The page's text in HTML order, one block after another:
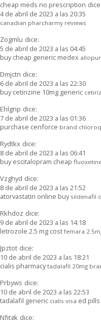
cheap meds no prescription dice:
4 de abril de 2023 a las 20:35
canadian pharcharmy reviews
Zogmlu dice:
5 de abril de 2023 a las 04:45
buy cheap generic medex
Dmjctn dice:
6 de abril de 2023 a las 22:30
buy cetirizine 10mg generic
Ehlgnp dice:
7 de abril de 2023 a las 01:36
purchase cenforce brand
Rydtkx dice:
8 de abril de 2023 a las 06:41
buy escitalopram cheap
Vzghyd dice:
8 de abril de 2023 a las 21:52
atorvastatin online buy sildenafil
Rkhdoz dice:
9 de abril de 2023 a las 14:18
letrozole 2.5 mg cost femara
Jpztot dice:
10 de abril de 2023 a las 18:21
cialis pharmacytadalafil 20mg
Prbyws dice:
10 de abril de 2023 a las 22:53
tadalafil generic cialis visa ed
Nfjtgk dice: